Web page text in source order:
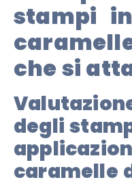
stampi
che si
degli
caramelle